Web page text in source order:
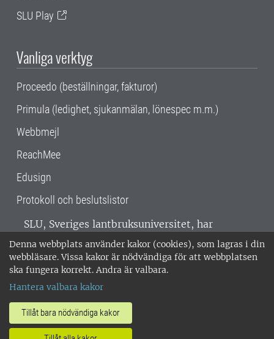
Denna webbplats använder kakor (cookies), som lagras i din
webbläsare. Vissa kakor är nödvändiga för att webbplatsen
ska fungera korrekt. Andra är valbara.
Hantera valbara kakor
Tillåt bara nödvändiga kakor
SLU Play
Vanliga verktyg
Proceedo (beställningar, fakturor)
Primula (ledighet, sjukanmälan, lönespec m.m.)
Webbmejl
ReachMee
Edusign
Protokoll och beslutslistor
SLU, Sveriges lantbruksuniversitet, har
verksamhet över hela Sverige. Huvudorter är
Alnarp, Uppsala och Umeå.SLU är
miljöcertifierat enligt ISO 14001. •
018-67 10 00 • Org nr: 202100-2817 •
Om SLU:s webbplatser
•Hantera kakor•Behandling av